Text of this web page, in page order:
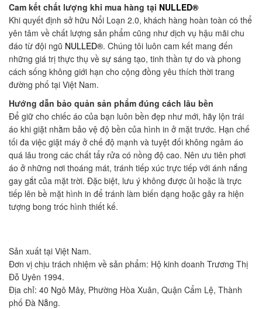
Cam kết chất lượng khi mua hàng tại NULLED®
Khi quyết định sở hữu Nổi Loạn 2.0, khách hàng hoàn toàn có thể
yên tâm về chất lượng sản phẩm cũng như dịch vụ hậu mãi chu
đáo từ đội ngũ NULLED®. Chúng tôi luôn cam kết mang đến
những giá trị thực thụ về sự sáng tạo, tinh thần tự do và phong
cách sống không giới hạn cho cộng đồng yêu thích thời trang
đường phố tại Việt Nam.
Hướng dẫn bảo quản sản phẩm đúng cách lâu bền
Để giữ cho chiếc áo của bạn luôn bền đẹp như mới, hãy lộn trái
áo khi giặt nhằm bảo vệ độ bền của hình in ở mặt trước. Hạn chế
tối đa việc giặt máy ở chế độ mạnh và tuyệt đối không ngâm áo
quá lâu trong các chất tẩy rửa có nồng độ cao. Nên ưu tiên phơi
áo ở những nơi thoáng mát, tránh tiếp xúc trực tiếp với ánh nắng
gay gắt của mặt trời. Đặc biệt, lưu ý không được ủi hoặc là trực
tiếp lên bề mặt hình in để tránh làm biến dạng hoặc gây ra hiện
tượng bong tróc hình thiết kế.
Sản xuất tại Việt Nam.
Đơn vị chịu trách nhiệm về sản phẩm: Hộ kinh doanh Trương Thị
Đỗ Uyên 1994.
Địa chỉ: 40 Ngô Mây, Phường Hòa Xuân, Quận Cẩm Lệ, Thành
phố Đà Nẵng.